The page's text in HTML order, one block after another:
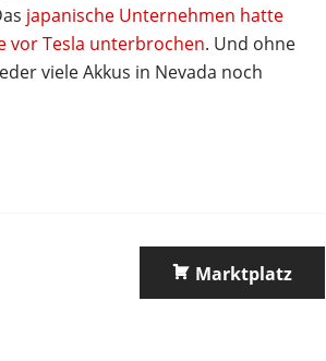
japanische Unternehmen hatte
vor Tesla unterbrochen. Und ohne
viele Akkus in Nevada noch
Marktplatz